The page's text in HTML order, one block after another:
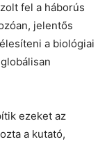
fel a háborús
jelentős
a biológiai
ezeket az
a kutató,